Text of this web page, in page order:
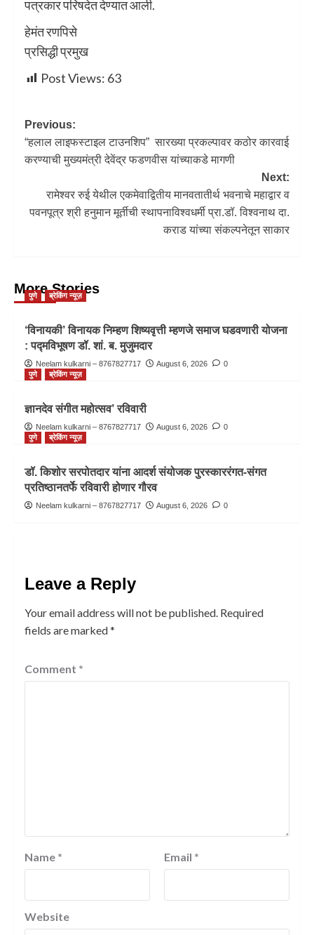
पत्रकार परिषदेत देण्यात आली.
हेमंत रणपिसे
प्रसिद्धी प्रमुख
Post Views: 63
Previous:
“हलाल लाइफस्टाइल टाउनशिप” सारख्या प्रकल्पावर कठोर कारवाई
करण्याची मुख्यमंत्री देवेंद्र फडणवीस यांच्याकडे मागणी
Next:
रामेश्वर रुई येथील एकमेवाद्वितीय मानवतातीर्थ भवनाचे महाद्वार व
पवनपूत्र श्री हनुमान मूर्तीची स्थापनाविश्वधर्मी प्रा.डॉ. विश्वनाथ दा.
कराड यांच्या संकल्पनेतून साकार
More Stories
पुणे ब्रेकिंग न्यूज़
‘विनायकी’ विनायक निम्हण शिष्यवृत्ती म्हणजे समाज घडवणारी योजना
: पद्मविभूषण डॉ. शां. ब. मुजुमदार
Neelam kulkarni – 8767827717 August 6, 2026
0
पुणे
ब्रेकिंग न्यूज़
ज्ञानदेव संगीत महोत्सव’ रविवारी
Neelam kulkarni – 8767827717 August 6, 2026
0
पुणे
ब्रेकिंग न्यूज़
डॉ. किशोर सरपोतदार यांना आदर्श संयोजक पुरस्काररंगत-संगत
प्रतिष्ठानतर्फे रविवारी होणार गौरव
Neelam kulkarni – 8767827717 August 6, 2026 0
Leave a Reply
Your email address will not be published. Required
fields are marked*
Comment *
Name * Email *
Website